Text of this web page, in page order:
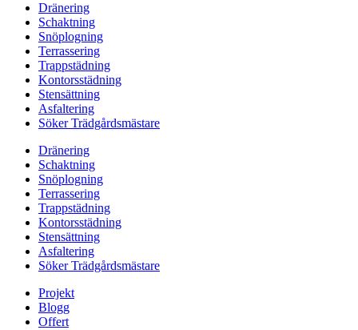
Dränering
Schaktning
Snöplogning
Terrassering
Trappstädning
Kontorsstädning
Stensättning
Asfaltering
Söker Trädgårdsmästare
Dränering
Schaktning
Snöplogning
Terrassering
Trappstädning
Kontorsstädning
Stensättning
Asfaltering
Söker Trädgårdsmästare
Projekt
Blogg
Offert